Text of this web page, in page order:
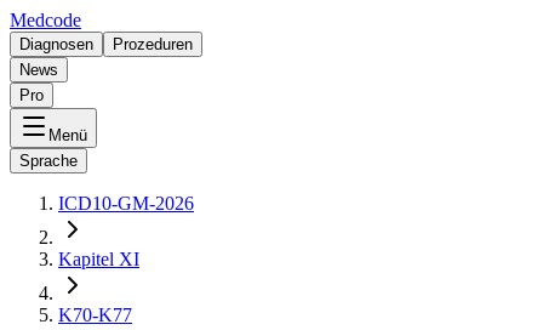
Medcode
Diagnosen
Prozeduren
News
Pro
Menü
Sprache
ICD10-GM-2026
Kapitel XI
K70-K77